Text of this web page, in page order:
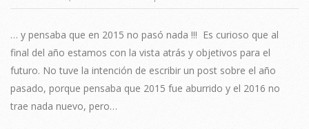
… y pensaba que en 2015 no pasó nada !!! Es curioso que al
final del año estamos con la vista atrás y objetivos para el
futuro. No tuve la intención de escribir un post sobre el año
pasado, porque pensaba que 2015 fue aburrido y el 2016 no
trae nada nuevo, pero…